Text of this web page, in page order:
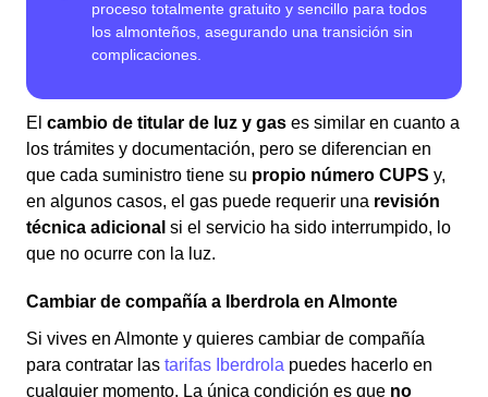
El cambio de titular de luz y gas es similar en cuanto a
los trámites y documentación, pero se diferencian en
que cada suministro tiene su propio número CUPS y,
en algunos casos, el gas puede requerir una revisión
técnica adicional si el servicio ha sido interrumpido, lo
que no ocurre con la luz.
Cambiar de compañía a Iberdrola en Almonte
Si vives en Almonte y quieres cambiar de compañía
para contratar las tarifas Iberdrola puedes hacerlo en
cualquier momento. La única condición es que no